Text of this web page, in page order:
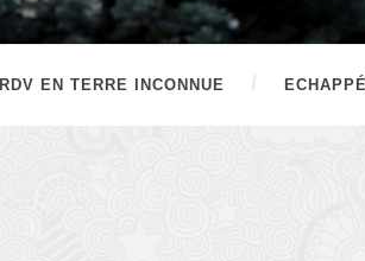
RDV EN TERRE INCONNUE